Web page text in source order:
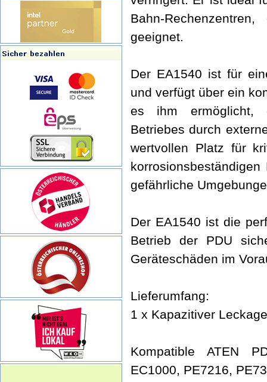
Bahn-
geeignet.
Der EA1540 ist für
und verfügt über ein
es ihm ermöglicht,
Betriebes durch
wertvollen Platz für
gefährliche
Der EA1540 ist die
Betrieb der PDU
Geräteschäden im
Lieferumfang:
1 x Kapazitiver
Kompatible ATEN
EC1000, PE7216,